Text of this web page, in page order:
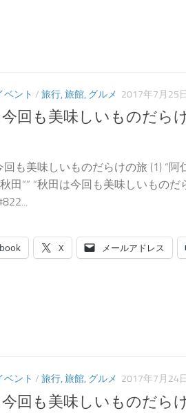
ベント / 旅行, 旅館, グルメ 2017年7月25日
回も美味しいものだら
回も美味しいものだらけの旅 (1) “阿
田”” “秋田は今回も美味しいものだ
X メールアドレス
ベント / 旅行, 旅館, グルメ 2017年7月24日
回も美味しいものだら